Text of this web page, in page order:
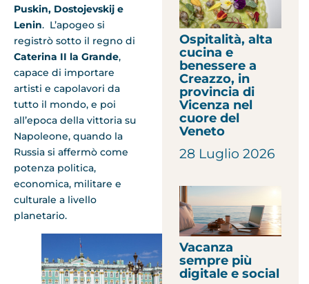
Puskin, Dostojevskij e
Lenin. L’apogeo si
registrò sotto il regno di
Caterina II la Grande,
capace di importare
artisti e capolavori da
tutto il mondo, e poi
all’epoca della vittoria su
Napoleone, quando la
Russia si affermò come
potenza politica,
economica, militare e
culturale a livello
planetario.
Ospitalità, alta
cucina e
benessere a
Creazzo, in
provincia di
Vicenza nel
cuore del
Veneto
28 Luglio 2026
Vacanza
sempre più
digitale e social